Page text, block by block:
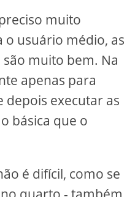
muito
usuário médio, as
muito bem. Na
apenas para
depois executar as
básica que o
é difícil, como se